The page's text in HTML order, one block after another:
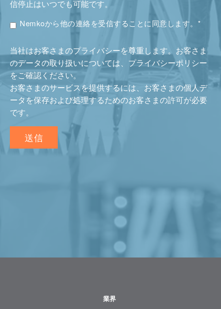
信停止はいつでも可能です。
Nemkoから他の連絡を受信することに同意します。 *
当社はお客さまのプライバシーを尊重します。お客さま
のデータの取り扱いについては、プライバシーポリシー
をご確認ください。
お客さまのサービスを提供するには、お客さまの個人デ
ータを保存および処理するためのお客さまの許可が必要
です。
業界